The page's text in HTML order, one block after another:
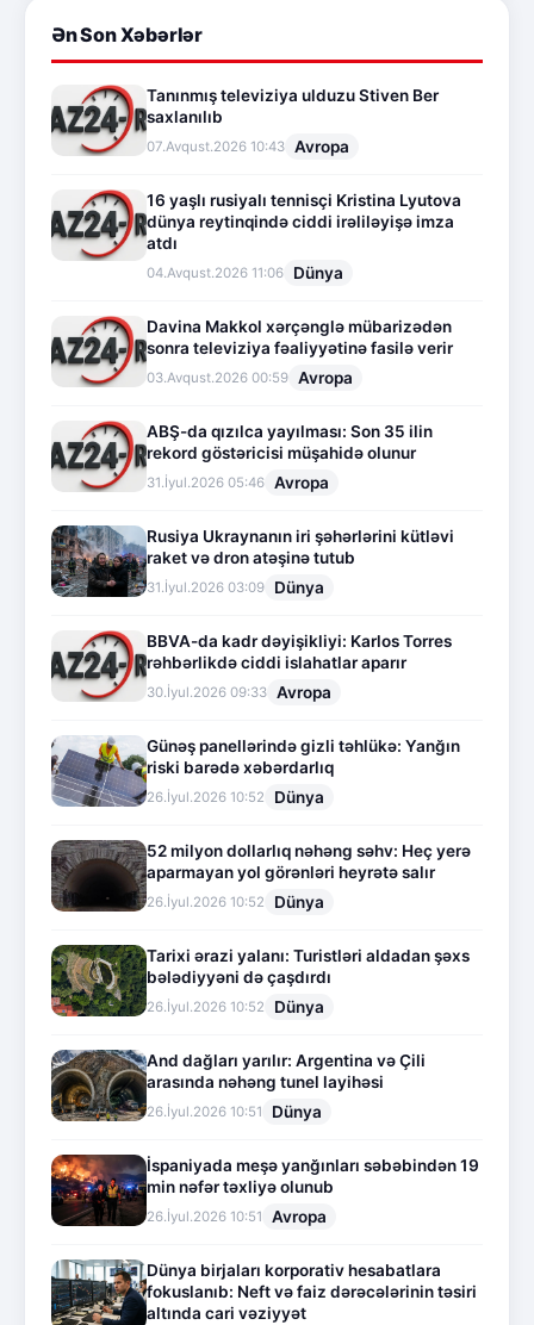
Ən Son Xəbərlər
Tanınmış televiziya ulduzu Stiven Ber
saxlanılıb
07.Avqust.2026 10:43 Avropa
16 yaşlı rusiyalı tennisçi Kristina Lyutova
dünya reytinqində ciddi irəliləyişə imza
atdı
04.Avqust.2026 11:06 Dünya
Davina Makkol xərçənglə mübarizədən
sonra televiziya fəaliyyətinə fasilə verir
03.Avqust.2026 00:59 Avropa
ABŞ-da qızılca yayılması: Son 35 ilin
rekord göstəricisi müşahidə olunur
31.İyul.2026 05:46 Avropa
Rusiya Ukraynanın iri şəhərlərini kütləvi
raket və dron atəşinə tutub
31.İyul.2026 03:09 Dünya
BBVA-da kadr dəyişikliyi: Karlos Torres
rəhbərlikdə ciddi islahatlar aparır
30.İyul.2026 09:33 Avropa
Günəş panellərində gizli təhlükə: Yanğın
riski barədə xəbərdarlıq
26.İyul.2026 10:52 Dünya
52 milyon dollarlıq nəhəng səhv: Heç yerə
aparmayan yol görənləri heyrətə salır
26.İyul.2026 10:52 Dünya
Tarixi ərazi yalanı: Turistləri aldadan şəxs
bələdiyyəni də çaşdırdı
26.İyul.2026 10:52 Dünya
And dağları yarılır: Argentina və Çili
arasında nəhəng tunel layihəsi
26.İyul.2026 10:51 Dünya
İspaniyada meşə yanğınları səbəbindən 19
min nəfər təxliyə olunub
26.İyul.2026 10:51 Avropa
Dünya birjaları korporativ hesabatlara
fokuslanıb: Neft və faiz dərəcələrinin təsiri
altında cari vəziyyət